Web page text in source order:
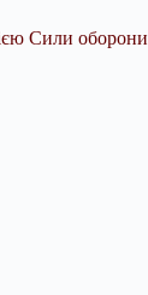
Сили оборони